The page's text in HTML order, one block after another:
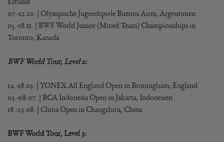
07.-12.10. | Olympische Jugendspiele Buenos Aires, Argentinien
05.-18.11. | BWF World Junior (Mixed Team) Championships in
Toronto, Kanada
BWF World Tour, Level 2:
14.-18.03. | YONEX All England Open in Birmingham, England
03.-08.07. | BCA Indonesia Open in Jakarta, Indonesien
18.-23.08. | China Open in Changzhou, China
BWF World Tour, Level 3: